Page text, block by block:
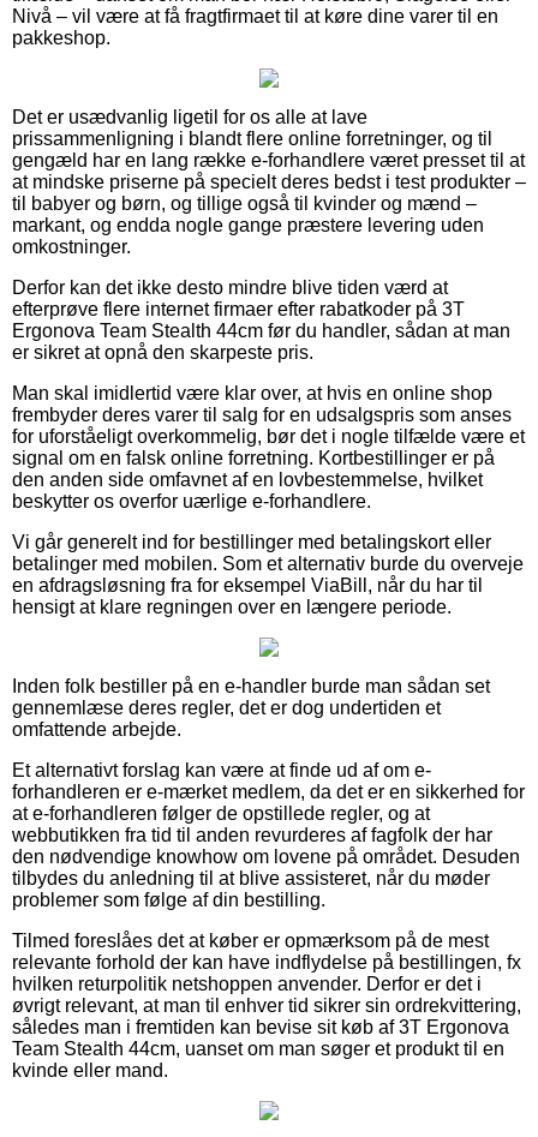
Nivå – vil være at få fragtfirmaet til at køre dine varer til en
pakkeshop.
Det er usædvanlig ligetil for os alle at lave
prissammenligning i blandt flere online forretninger, og til
gengæld har en lang række e-forhandlere været presset til at
at mindske priserne på specielt deres bedst i test produkter –
til babyer og børn, og tillige også til kvinder og mænd –
markant, og endda nogle gange præstere levering uden
omkostninger.
Derfor kan det ikke desto mindre blive tiden værd at
efterprøve flere internet firmaer efter rabatkoder på 3T
Ergonova Team Stealth 44cm før du handler, sådan at man
er sikret at opnå den skarpeste pris.
Man skal imidlertid være klar over, at hvis en online shop
frembyder deres varer til salg for en udsalgspris som anses
for uforståeligt overkommelig, bør det i nogle tilfælde være et
signal om en falsk online forretning. Kortbestillinger er på
den anden side omfavnet af en lovbestemmelse, hvilket
beskytter os overfor uærlige e-forhandlere.
Vi går generelt ind for bestillinger med betalingskort eller
betalinger med mobilen. Som et alternativ burde du overveje
en afdragsløsning fra for eksempel ViaBill, når du har til
hensigt at klare regningen over en længere periode.
Inden folk bestiller på en e-handler burde man sådan set
gennemlæse deres regler, det er dog undertiden et
omfattende arbejde.
Et alternativt forslag kan være at finde ud af om e-
forhandleren er e-mærket medlem, da det er en sikkerhed for
at e-forhandleren følger de opstillede regler, og at
webbutikken fra tid til anden revurderes af fagfolk der har
den nødvendige knowhow om lovene på området. Desuden
tilbydes du anledning til at blive assisteret, når du møder
problemer som følge af din bestilling.
Tilmed foreslåes det at køber er opmærksom på de mest
relevante forhold der kan have indflydelse på bestillingen, fx
hvilken returpolitik netshoppen anvender. Derfor er det i
øvrigt relevant, at man til enhver tid sikrer sin ordrekvittering,
således man i fremtiden kan bevise sit køb af 3T Ergonova
Team Stealth 44cm, uanset om man søger et produkt til en
kvinde eller mand.